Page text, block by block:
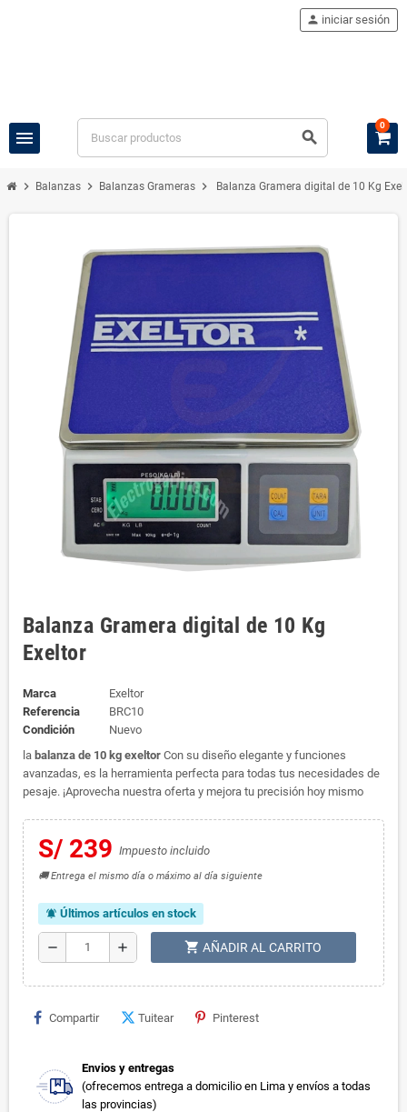
menu search
person iniciar sesión
0
chevron_right Balanzas chevron_right Balanzas Grameras chevron_right Balanza Gramera digital de 10 Kg
Balanza Gramera digital de 10 Kg
Exeltor
Marca
Exeltor
Referencia
BRC10
Condición
Nuevo
la balanza de 10 kg exeltor Con su diseño elegante y funciones
avanzadas, es la herramienta perfecta para todas tus necesidades de
pesaje. ¡Aprovecha nuestra oferta y mejora tu precisión hoy mismo
S/ 239 Impuesto incluido
🚚 Entrega el mismo día o máximo al día siguiente
notifications_active Últimos artículos en stock
remove add shopping_cart AÑADIR AL CARRITO
Compartir Tuitear Pinterest
Envios y entregas
(ofrecemos entrega a domicilio en Lima y envíos a todas
las provincias)